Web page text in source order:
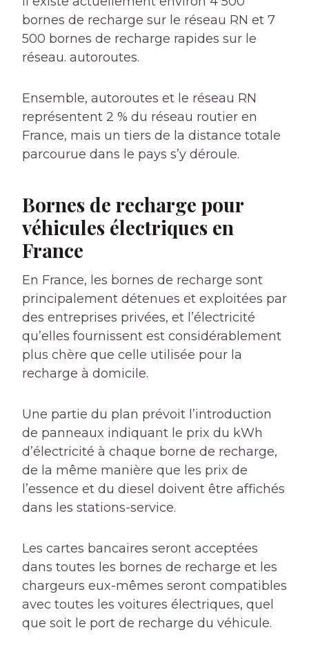
bornes de recharge sur le réseau RN et 7
500 bornes de recharge rapides sur le
réseau. autoroutes.
Ensemble, autoroutes et le réseau RN
représentent 2 % du réseau routier en
France, mais un tiers de la distance totale
parcourue dans le pays s’y déroule.
Bornes de recharge pour
véhicules électriques en
France
En France, les bornes de recharge sont
principalement détenues et exploitées par
des entreprises privées, et l’électricité
qu’elles fournissent est considérablement
plus chère que celle utilisée pour la
recharge à domicile.
Une partie du plan prévoit l’introduction
de panneaux indiquant le prix du kWh
d’électricité à chaque borne de recharge,
de la même manière que les prix de
l’essence et du diesel doivent être affichés
dans les stations-service.
Les cartes bancaires seront acceptées
dans toutes les bornes de recharge et les
chargeurs eux-mêmes seront compatibles
avec toutes les voitures électriques, quel
que soit le port de recharge du véhicule.